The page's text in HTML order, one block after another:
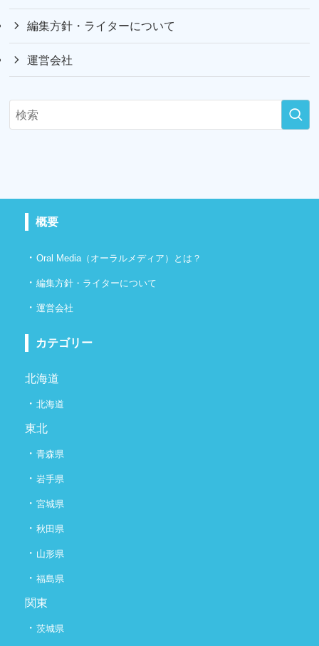
編集方針・ライターについて
運営会社
概要
・ Oral Media（オーラルメディア）とは？
・ 編集方針・ライターについて
・ 運営会社
カテゴリー
北海道
・ 北海道
東北
・ 青森県
・ 岩手県
・ 宮城県
・ 秋田県
・ 山形県
・ 福島県
関東
・ 茨城県